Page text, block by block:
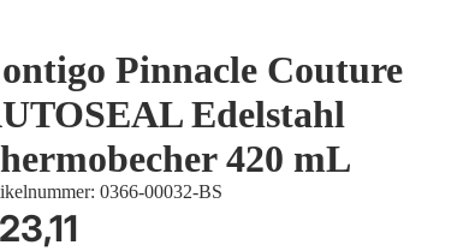
Pinnacle Couture
Edelstahl
420 mL
0366-00032-BS